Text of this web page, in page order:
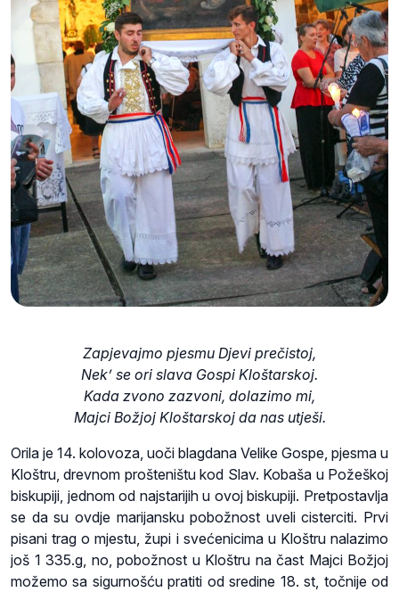
Zapjevajmo pjesmu Djevi prečistoj,
Nek’ se ori slava Gospi Kloštarskoj.
Kada zvono zazvoni, dolazimo mi,
Majci Božjoj Kloštarskoj da nas utješi.
Orila je 14. kolovoza, uoči blagdana Velike Gospe, pjesma u
Kloštru, drevnom prošteništu kod Slav. Kobaša u Požeškoj
biskupiji, jednom od najstarijih u ovoj biskupiji. Pretpostavlja
se da su ovdje marijansku pobožnost uveli cisterciti. Prvi
pisani trag o mjestu, župi i svećenicima u Kloštru nalazimo
još 1 335.g, no, pobožnost u Kloštru na čast Majci Božjoj
možemo sa sigurnošću pratiti od sredine 18. st, točnije od